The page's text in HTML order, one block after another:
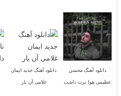
دانلود آهنگ محسن
عظیمی هوا برت داشت
دانلود آهنگ جدید ایمان
غلامی آن یار